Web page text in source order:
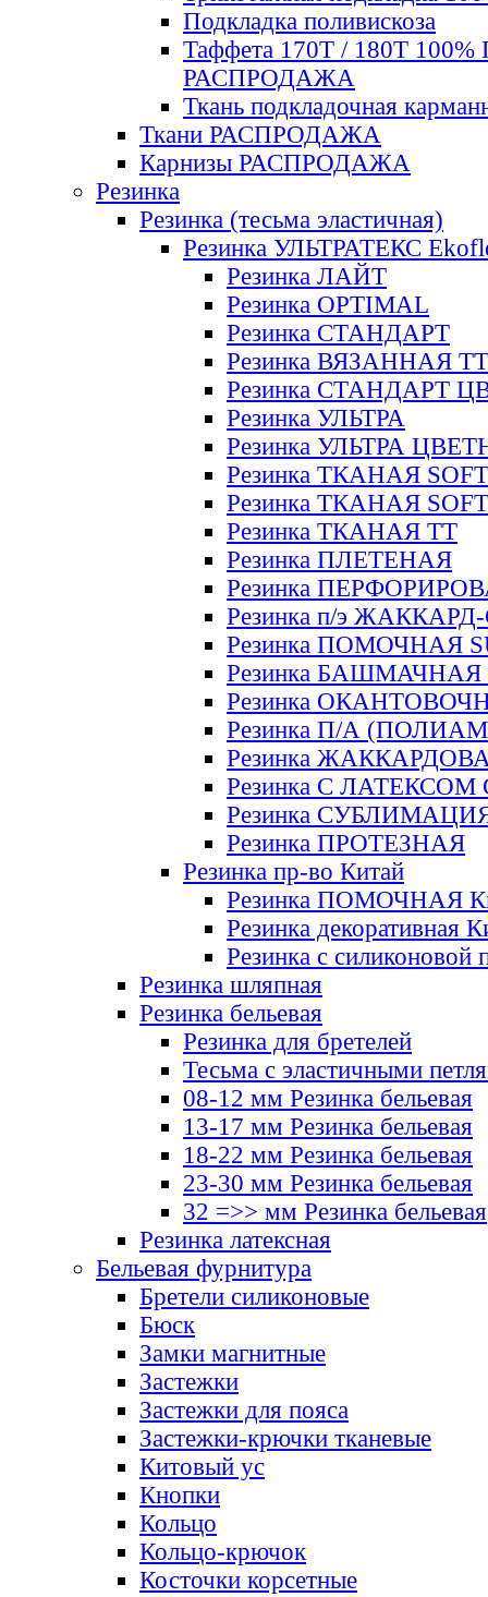
Подкладка поливискоза
Таффета 170Т / 180Т 100%
РАСПРОДАЖА
Ткань подкладочная
Ткани РАСПРОДАЖА
Карнизы РАСПРОДАЖА
Резинка
Резинка (тесьма эластичная)
Резинка УЛЬТРАТЕКС
Резинка ЛАЙТ
Резинка OPTIMAL
Резинка СТАНДАРТ
Резинка ВЯЗАННАЯ ТТ
Резинка СТАНДАРТ
Резинка УЛЬТРА
Резинка УЛЬТРА
Резинка ТКАНАЯ SOFT
Резинка ТКАНАЯ
Резинка ТКАНАЯ ТТ
Резинка ПЛЕТЕНАЯ
Резинка
Резинка п/э
Резинка ПОМОЧНАЯ
Резинка БАШМАЧНАЯ
Резинка
Резинка П/А
Резинка
Резинка С ЛАТЕКСОМ
Резинка
Резинка ПРОТЕЗНАЯ
Резинка пр-во Китай
Резинка ПОМОЧНАЯ
Резинка декоративная
Резинка с силиконовой
Резинка шляпная
Резинка бельевая
Резинка для бретелей
Тесьма с эластичными
08-12 мм Резинка бельевая
13-17 мм Резинка бельевая
18-22 мм Резинка бельевая
23-30 мм Резинка бельевая
32 =>> мм Резинка бельевая
Резинка латексная
Бельевая фурнитура
Бретели силиконовые
Бюск
Замки магнитные
Застежки
Застежки для пояса
Застежки-крючки тканевые
Китовый ус
Кнопки
Кольцо
Кольцо-крючок
Косточки корсетные